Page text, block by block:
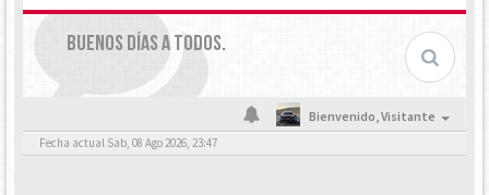
BUENOS DÍAS A TODOS.
Bienvenido,Visitante
Fecha actual Sab, 08 Ago 2026, 23:47